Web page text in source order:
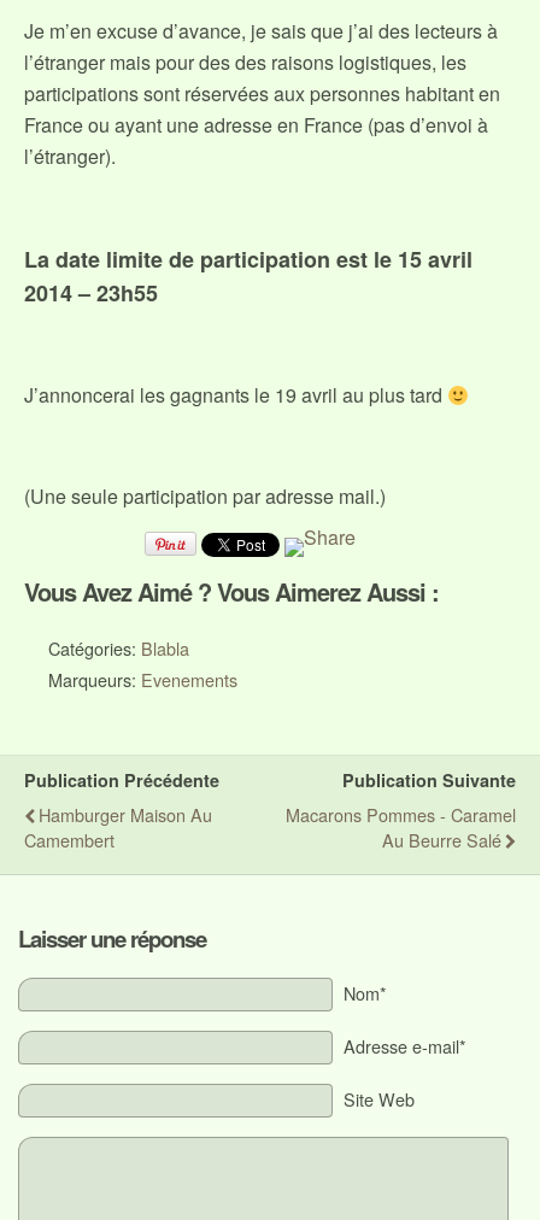
Je m’en excuse d’avance, je sais que j’ai des lecteurs à
l’étranger mais pour des des raisons logistiques, les
participations sont réservées aux personnes habitant en
France ou ayant une adresse en France (pas d’envoi à
l’étranger).
La date limite de participation est le 15 avril
2014 – 23h55
J’annoncerai les gagnants le 19 avril au plus tard
(Une seule participation par adresse mail.)
Vous Avez Aimé ? Vous Aimerez Aussi :
Catégories: Blabla
Marqueurs: Evenements
Publication Précédente
Hamburger Maison Au
Camembert
Publication Suivante
Macarons Pommes - Caramel
Au Beurre Salé
Laisser une réponse
Nom*
Adresse e-mail*
Site Web